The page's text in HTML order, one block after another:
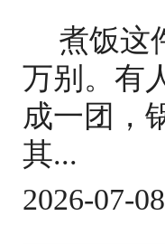
煮饭这
万别。有
成一团，
其...
2026-07-